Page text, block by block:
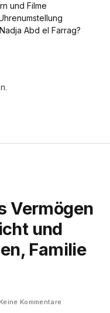
und Filme
Abd el Farrag?
Vermögen
und
Familie
Kommentare